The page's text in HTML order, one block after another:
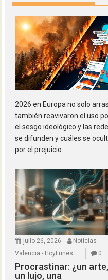
2026 en Europa no solo
también reavivaron el uso
el sesgo ideológico y las
se difunden y cuáles se
por el prejuicio.
julio 26, 2026
Noticias
Valencia - HoyLunes
0
Procrastinar: ¿un arte,
un lujo, una